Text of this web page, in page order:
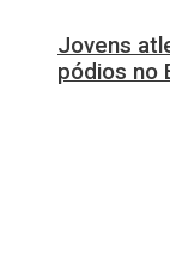
Jovens
pódios no